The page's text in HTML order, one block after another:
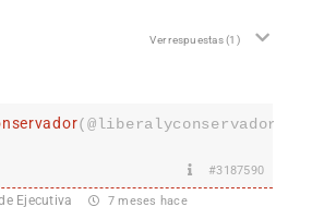
Ver respuestas(1)
#3187590
Ejecutiva 7 meses hace